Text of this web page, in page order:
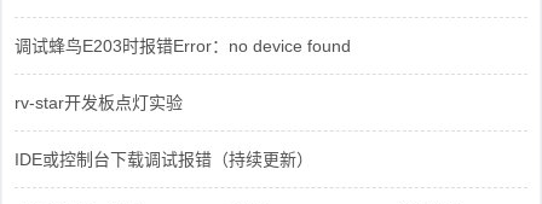
调试蜂鸟E203时报错Error：no device found
rv-star开发板点灯实验
IDE或控制台下载调试报错（持续更新）